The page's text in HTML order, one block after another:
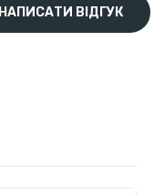
НАПИСАТИ ВІДГУК